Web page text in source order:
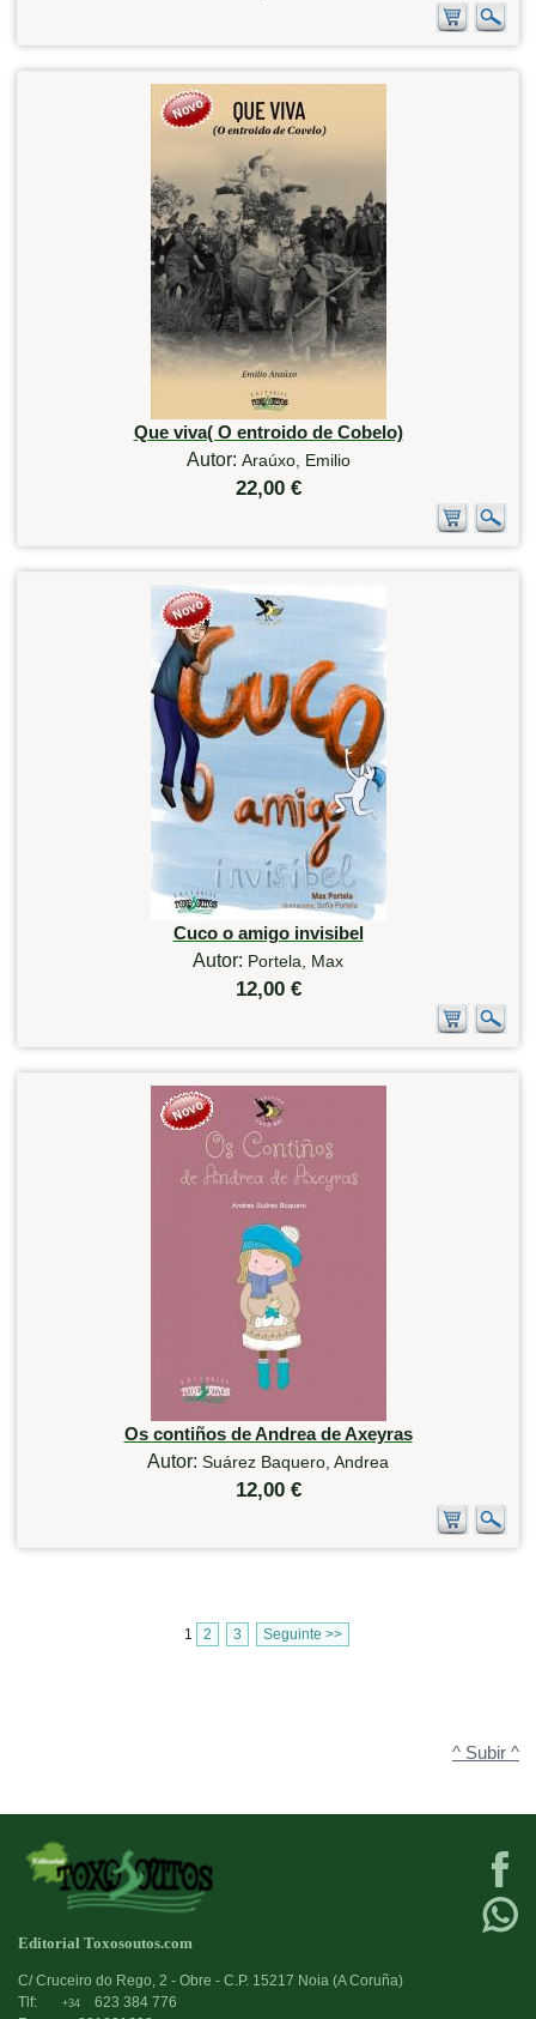
Que viva( O entroido de Cobelo)
Autor: Araúxo, Emilio
22,00 €
Cuco o amigo invisibel
Autor: Portela, Max
12,00 €
Os contiños de Andrea de Axeyras
Autor: Suárez Baquero, Andrea
12,00 €
1 2 3 Seguinte >>
^ Subir ^
Editorial Toxosoutos.com
C/ Cruceiro do Rego, 2 - Obre - C.P. 15217 Noia (A Coruña)
Tlf:
+34
623 384 776